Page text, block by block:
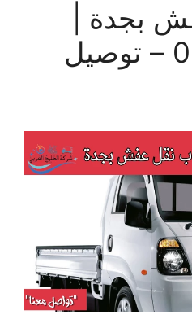
بجدة |
0566812501 – توصيل